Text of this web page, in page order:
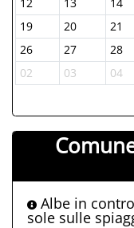
19
20 21
26
27 28
02
03 04
Albe in
sole sulle